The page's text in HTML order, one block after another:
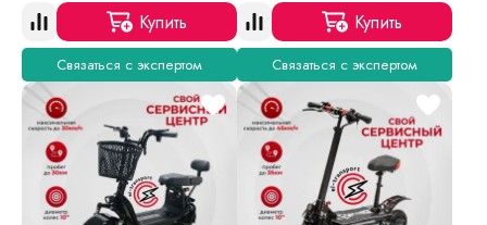
Купить
Связаться с экспертом
Купить
Связаться с экспертом